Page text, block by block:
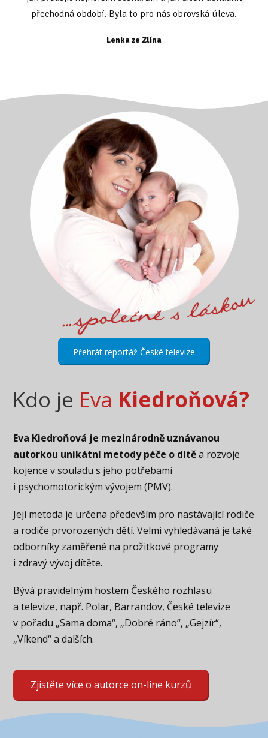
přechodná období. Byla to pro nás obrovská úleva.
Lenka ze Zlína
Přehrát reportáž České televize
Kdo je Eva Kiedroňová?
Eva Kiedroňová je mezinárodně uznávanou
autorkou unikátní metody péče o dítěa rozvoje
kojence v souladu s jeho potřebami
i psychomotorickým vývojem (PMV).
Její metoda je určena především pro nastávající rodiče
a rodiče prvorozených dětí. Velmi vyhledávaná je také
odborníky zaměřené na prožitkové programy
i zdravý vývoj dítěte.
Bývá pravidelným hostem Českého rozhlasu
a televize, např. Polar, Barrandov, České televize
v pořadu „Sama doma“, „Dobré ráno“, „Gejzír“,
„Víkend“ a dalších.
Zjistěte více o autorce on-line kurzů